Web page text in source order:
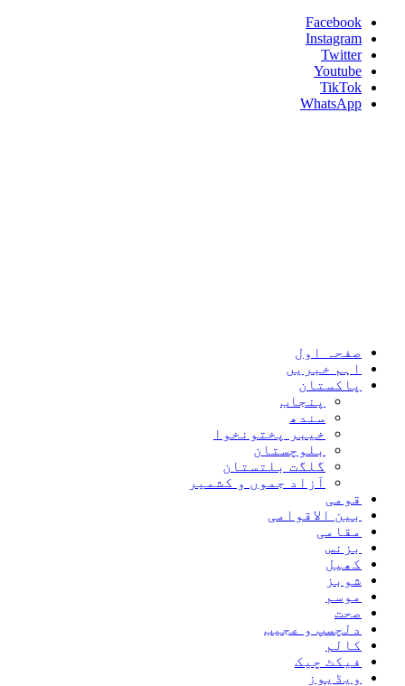
Skip
content
Facebook
Instagram
Twitter
Youtube
TikTok
WhatsApp
صفحہ اول
اہم خبریں
پاکستان
پنجاب
سندھ
خیبر پختونخوا
بلوچستان
گلگت بلتستان
آزاد جموں و کشمیر
قومی
بین الاقوامی
مقامی
بزنس
کھیل
شوبز
موسم
صحت
دلچسپ و عجیب
کالم
فیکٹ چیک
ویڈیوز